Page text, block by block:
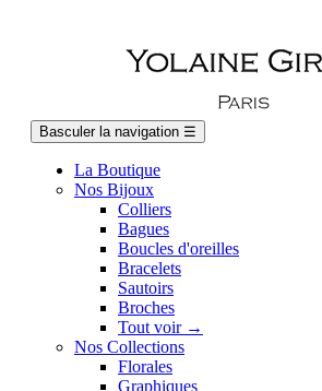
Basculer la navigation ☰
La Boutique
Nos Bijoux
Colliers
Bagues
Boucles d'oreilles
Bracelets
Sautoirs
Broches
Tout voir →
Nos Collections
Florales
Graphiques